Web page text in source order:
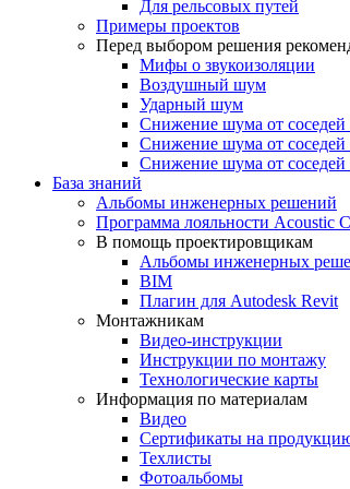
Для рельсовых путей
Примеры проектов
Перед выбором решения
Мифы о звукоизоляции
Воздушный шум
Ударный шум
Снижение шума от соседей
Снижение шума от соседей
Снижение шума от соседей
База знаний
Альбомы инженерных решений
Программа лояльности Acoustic
В помощь проектировщикам
Альбомы инженерных
BIM
Плагин для Autodesk Revit
Монтажникам
Видео-инструкции
Инструкции по монтажу
Технологические карты
Информация по материалам
Видео
Сертификаты на
Техлисты
Фотоальбомы